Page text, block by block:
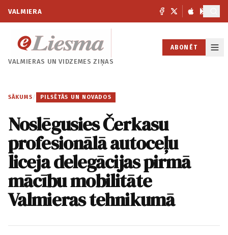
VALMIERA
VALMIERAS UNVIDZEMES ZIŅAS
ABONĒT
SĀKUMS / PILSĒTĀS UN NOVADOS
Noslēgusies Čerkasu
profesionālā autoceļu
liceja delegācijas pirmā
mācību mobilitāte
Valmieras tehnikumā